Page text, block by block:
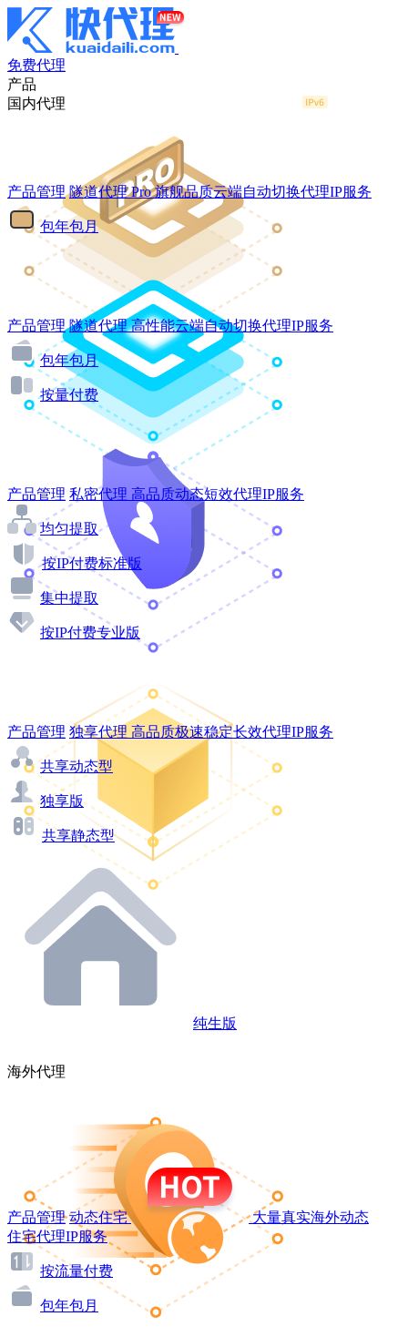
免费代理
产品
国内代理
产品管理 隧道代理Pro 旗舰品质云端自动切换代理IP服务
包年包月
产品管理 隧道代理 高性能云端自动切换代理IP服务
包年包月
按量付费
产品管理 私密代理 高品质动态短效代理IP服务
均匀提取
按IP付费标准版
集中提取
按IP付费专业版
产品管理 独享代理 高品质极速稳定长效代理IP服务
共享动态型
独享版
共享静态型
纯生版
海外代理
产品管理 动态住宅
大量真实海外动态
住宅代理IP服务
按流量付费
包年包月